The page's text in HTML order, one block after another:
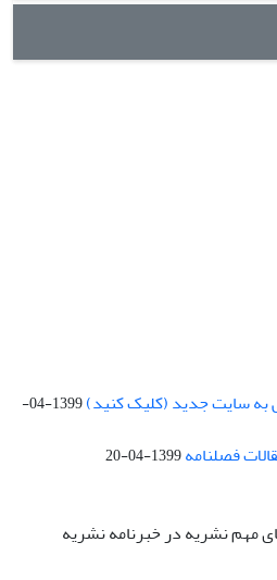
به سایت جدید (کلیک کنید)
1399-04-
فصلنامه1399-04-20
مهم نشریه در خبرنامه نشریه